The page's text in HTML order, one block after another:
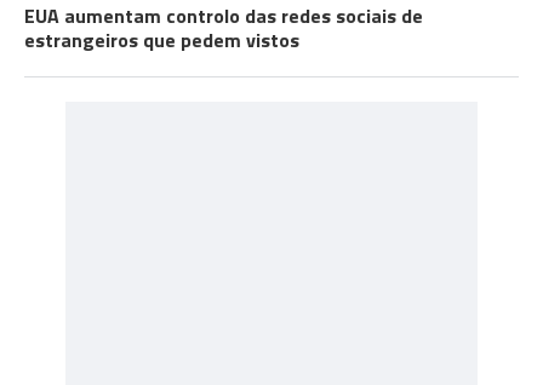
EUA aumentam controlo das redes sociais de
estrangeiros que pedem vistos